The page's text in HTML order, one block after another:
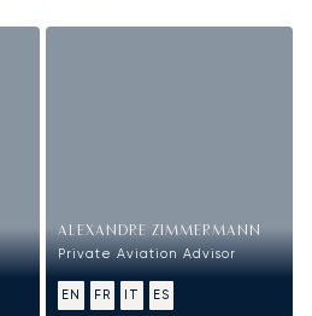
ALEXANDRE ZIMMERMANN
Private Aviation Advisor
EN FR IT ES